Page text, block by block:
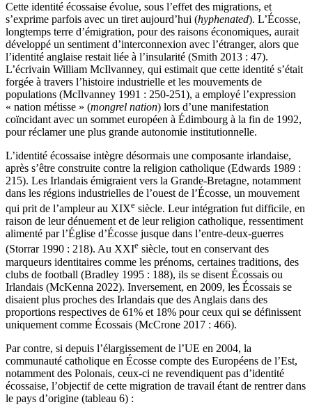
Cette identité écossaise évolue, sous l’effet des migrations, et
s’exprime parfois avec un tiret aujourd’hui (hyphenated). L’Écosse,
longtemps terre d’émigration, pour des raisons économiques, aurait
développé un sentiment d’interconnexion avec l’étranger, alors que
l’identité anglaise restait liée à l’insularité (Smith 2013 : 47).
L’écrivain William McIlvanney, qui estimait que cette identité s’était
forgée à travers l’histoire industrielle et les mouvements de
populations (McIlvanney 1991 : 250-251), a employé l’expression
« nation métisse » (mongrel nation) lors d’une manifestation
coïncidant avec un sommet européen à Édimbourg à la fin de 1992,
pour réclamer une plus grande autonomie institutionnelle.
L’identité écossaise intègre désormais une composante irlandaise,
après s’être construite contre la religion catholique (Edwards 1989 :
215). Les Irlandais émigraient vers la Grande-Bretagne, notamment
dans les régions industrielles de l’ouest de l’Écosse, un mouvement
qui prit de l’ampleur au XIXe siècle. Leur intégration fut difficile, en
raison de leur dénuement et de leur religion catholique, ressentiment
alimenté par l’Église d’Écosse jusque dans l’entre-deux-guerres
(Storrar 1990 : 218). Au XXIe siècle, tout en conservant des
marqueurs identitaires comme les prénoms, certaines traditions, des
clubs de football (Bradley 1995 : 188), ils se disent Écossais ou
Irlandais (McKenna 2022). Inversement, en 2009, les Écossais se
disaient plus proches des Irlandais que des Anglais dans des
proportions respectives de 61% et 18% pour ceux qui se définissent
uniquement comme Écossais (McCrone 2017 : 466).
Par contre, si depuis l’élargissement de l’UE en 2004, la
communauté catholique en Écosse compte des Européens de l’Est,
notamment des Polonais, ceux-ci ne revendiquent pas d’identité
écossaise, l’objectif de cette migration de travail étant de rentrer dans
le pays d’origine (tableau 6) :